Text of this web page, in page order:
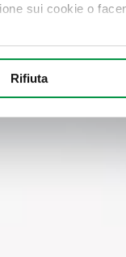
sui cookie o
vorremmo
il tuo dispositivo,
Condividiamo inoltre
dal suo utilizzo
Rifiuta
novità Bonometti